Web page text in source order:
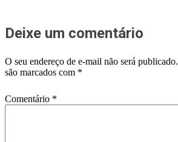
Deixe um comentário
O seu endereço de e-mail não será publicado.
são marcados com *
Comentário *